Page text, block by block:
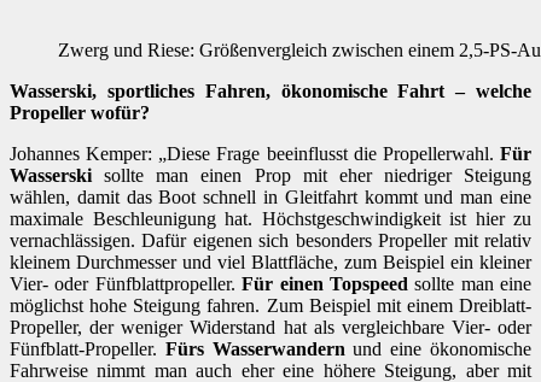
Zwerg und Riese: Größenvergleich zwischen einem 2,5-PS-
Wasserski, sportliches Fahren, ökonomische Fahrt – welche
Propeller wofür?
Johannes Kemper: „Diese Frage beeinflusst die Propellerwahl. Für
Wasserski sollte man einen Prop mit eher niedriger Steigung
wählen, damit das Boot schnell in Gleitfahrt kommt und man eine
maximale Beschleunigung hat. Höchstgeschwindigkeit ist hier zu
vernachlässigen. Dafür eigenen sich besonders Propeller mit relativ
kleinem Durchmesser und viel Blattfläche, zum Beispiel ein kleiner
Vier- oder Fünfblattpropeller.Für einen Topspeed sollte man eine
möglichst hohe Steigung fahren. Zum Beispiel mit einem Dreiblatt-
Propeller, der weniger Widerstand hat als vergleichbare Vier- oder
Fünfblatt-Propeller. Fürs Wasserwandern und eine ökonomische
Fahrweise nimmt man auch eher eine höhere Steigung, aber mit